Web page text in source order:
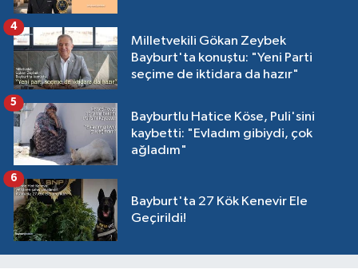
Milletvekili Gökan Zeybek
Bayburt'ta konuştu: "Yeni Parti
seçime de iktidara da hazır"
4
Bayburtlu Hatice Köse, Puli'sini
kaybetti: "Evladım gibiydi, çok
ağladım"
5
Bayburt'ta 27 Kök Kenevir Ele
Geçirildi!
6